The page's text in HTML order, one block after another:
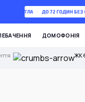
БЕЗ СВІТЛА ДО 72 ГОДИН БЕЗ
ДОМОФОНІЯ
ЖК